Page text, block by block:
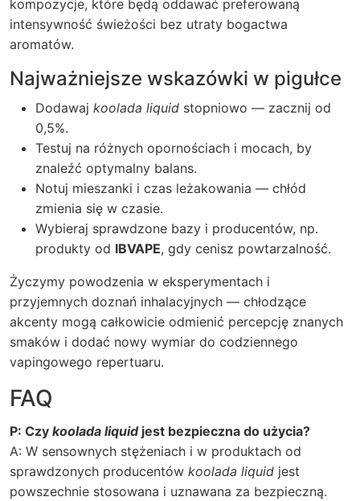
kompozycje, które będą oddawać preferowaną
intensywność świeżości bez utraty bogactwa
aromatów.
Najważniejsze wskazówki w pigułce
Dodawaj koolada liquid stopniowo — zacznij od
0,5%.
Testuj na różnych opornościach i mocach, by
znaleźć optymalny balans.
Notuj mieszanki i czas leżakowania — chłód
zmienia się w czasie.
Wybieraj sprawdzone bazy i producentów, np.
produkty od IBVAPE, gdy cenisz powtarzalność.
Życzymy powodzenia w eksperymentach i
przyjemnych doznań inhalacyjnych — chłodzące
akcenty mogą całkowicie odmienić percepcję znanych
smaków i dodać nowy wymiar do codziennego
vapingowego repertuaru.
FAQ
P: Czy koolada liquidjest bezpieczna do użycia?
A: W sensownych stężeniach i w produktach od
sprawdzonych producentów koolada liquid jest
powszechnie stosowana i uznawana za bezpieczną.